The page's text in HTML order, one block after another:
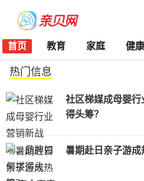
首页 教育 家庭 健康
热门信息
社区梯媒成母婴
得头筹？
暑期赴日亲子游